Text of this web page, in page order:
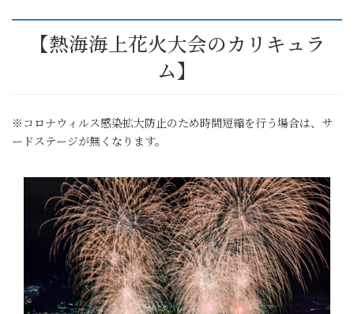
【熱海海上花火大会のカリキュラ
ム】
※コロナウィルス感染拡大防止のため時間短縮を行う場合は、サ
ードステージが無くなります。